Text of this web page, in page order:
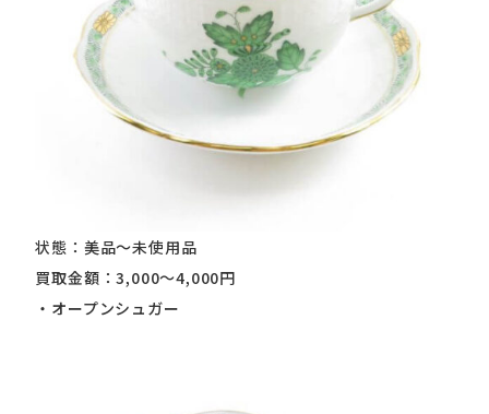
状態：美品～未使用品
買取金額：3,000～4,000円
・オープンシュガー